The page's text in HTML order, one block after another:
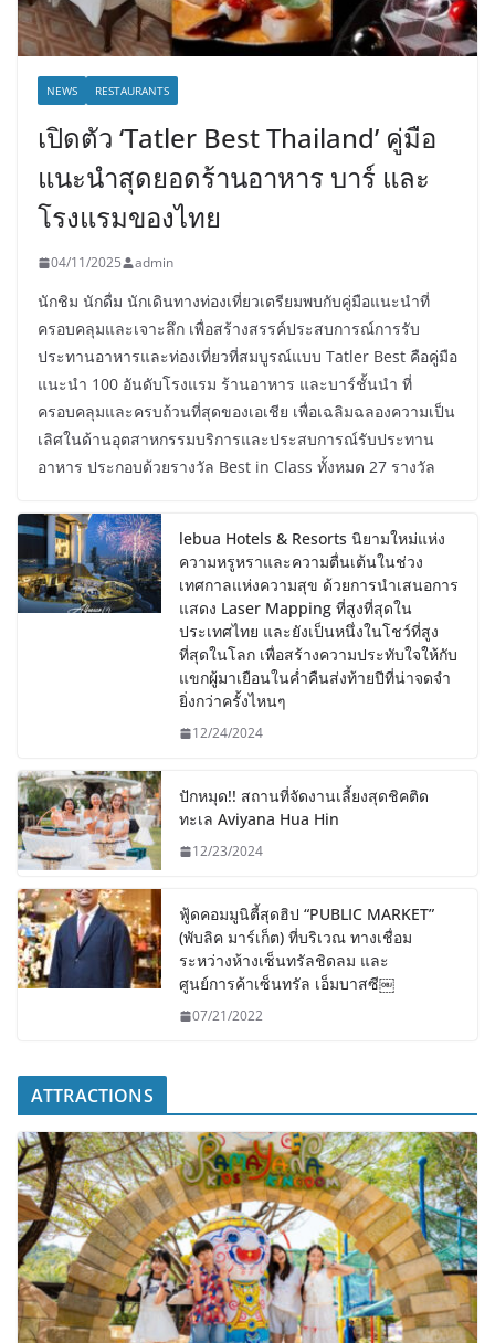
NEWS RESTAURANTS
เปิดตัว ‘Tatler Best Thailand’ คู่มือ
แนะนำสุดยอดร้านอาหาร บาร์ และ
โรงแรมของไทย
04/11/2025 admin
นักชิม นักดื่ม นักเดินทางท่องเที่ยวเตรียมพบกับคู่มือแนะนำที่
ครอบคลุมและเจาะลึก เพื่อสร้างสรรค์ประสบการณ์การรับ
ประทานอาหารและท่องเที่ยวที่สมบูรณ์แบบ Tatler Best คือคู่มือ
แนะนำ 100 อันดับโรงแรม ร้านอาหาร และบาร์ชั้นนำ ที่
ครอบคลุมและครบถ้วนที่สุดของเอเชีย เพื่อเฉลิมฉลองความเป็น
เลิศในด้านอุตสาหกรรมบริการและประสบการณ์รับประทาน
อาหาร ประกอบด้วยรางวัล Best in Class ทั้งหมด 27 รางวัล
lebua Hotels & Resorts นิยามใหม่แห่ง
ความหรูหราและความตื่นเต้นในช่วง
เทศกาลแห่งความสุข ด้วยการนำเสนอการ
แสดง Laser Mapping ที่สูงที่สุดใน
ประเทศไทย และยังเป็นหนึ่งในโชว์ที่สูง
ที่สุดในโลก เพื่อสร้างความประทับใจให้กับ
แขกผู้มาเยือนในค่ำคืนส่งท้ายปีที่น่าจดจำ
ยิ่งกว่าครั้งไหนๆ
12/24/2024
ปักหมุด!! สถานที่จัดงานเลี้ยงสุดชิคติด
ทะเล Aviyana Hua Hin
12/23/2024
ฟู้ดคอมมูนิตี้สุดฮิป “PUBLIC MARKET”
(พับลิค มาร์เก็ต) ที่บริเวณ ทางเชื่อม
ระหว่างห้างเซ็นทรัลชิดลม และ
ศูนย์การค้าเซ็นทรัล เอ็มบาสซี￼
07/21/2022
ATTRACTIONS